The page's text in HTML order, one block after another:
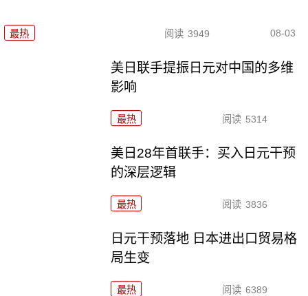
最热 阅读 3949 08-03
美日联手提振日元对中国的多维
影响
最热 阅读 5314
美日28年首联手：买入日元干预
的深层逻辑
最热 阅读 3836
日元干预落地 日本进出口贸易格
局生变
最热 阅读 6389